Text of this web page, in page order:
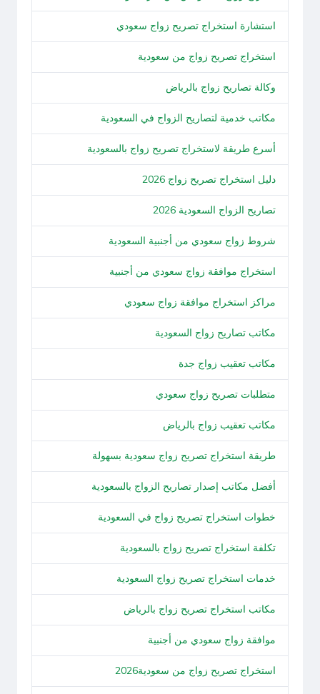
استشارة استخراج تصريح زواج سعودي
استخراج تصريح زواج من سعودية
وكالة تصاريح زواج بالرياض
مكاتب خدمية لتصاريح الزواج في السعودية
أسرع طريقة لاستخراج تصريح زواج بالسعودية
دليل استخراج تصريح زواج 2026
تصاريح الزواج السعودية 2026
شروط زواج سعودي من أجنبية السعودية
استخراج موافقة زواج سعودي من أجنبية
مراكز استخراج موافقة زواج سعودي
مكاتب تصاريح زواج السعودية
مكاتب تعقيب زواج جدة
متطلبات تصريح زواج سعودي
مكاتب تعقيب زواج بالرياض
طريقة استخراج تصريح زواج سعودية بسهولة
أفضل مكاتب إصدار تصاريح الزواج بالسعودية
خطوات استخراج تصريح زواج في السعودية
تكلفة استخراج تصريح زواج بالسعودية
خدمات استخراج تصريح زواج السعودية
مكاتب استخراج تصريح زواج بالرياض
موافقة زواج سعودي من أجنبية
استخراج تصريح زواج من سعودية2026